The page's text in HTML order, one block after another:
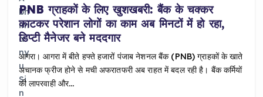
PNB ग्राहकों के लिए खुशखबरी: बैंक के चक्कर
काटकर परेशान लोगों का काम अब मिनटों में हो रहा,
डिप्टी मैनेजर बने मददगार
आगरा। आगरा में बीते हफ्ते हजारों पंजाब नेशनल बैंक (PNB) ग्राहकों के खाते
अचानक फ्रीज होने से मची अफरातफरी अब राहत में बदल रही है। बैंक कर्मियों
की लापरवाही और…